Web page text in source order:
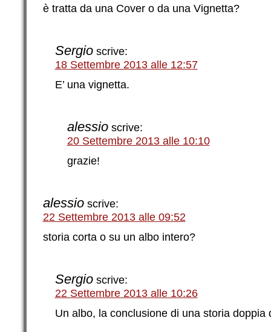
è tratta da una Cover o da una Vignetta?
Sergio scrive:
18 Settembre 2013 alle 12:57
E’ una vignetta.
alessio scrive:
20 Settembre 2013 alle 10:10
grazie!
alessio scrive:
22 Settembre 2013 alle 09:52
storia corta o su un albo intero?
Sergio scrive:
22 Settembre 2013 alle 10:26
Un albo, la conclusione di una storia doppia